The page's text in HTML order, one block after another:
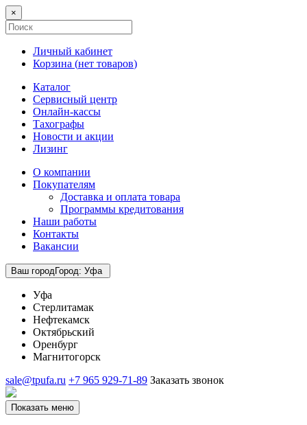
×
Личный кабинет
Корзина (нет товаров)
Каталог
Сервисный центр
Онлайн-кассы
Тахографы
Новости и акции
Лизинг
О компании
Покупателям
Доставка и оплата товара
Программы кредитования
Наши работы
Контакты
Вакансии
Ваш городГород: Уфа
Уфа
Стерлитамак
Нефтекамск
Октябрьский
Оренбург
Магнитогорск
sale@tpufa.ru +7 965 929-71-89 Заказать звонок
Показать меню